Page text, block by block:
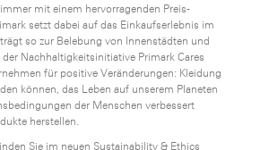
mit einem hervorragenden Preis-
setzt dabei auf das Einkaufserlebnis im
so zur Belebung von Innenstädten und
Nachhaltigkeitsinitiative Primark Cares
für positive Veränderungen: Kleidung
können, das Leben auf unserem Planeten
der Menschen verbessert
herstellen.
Sie im neuen Sustainability & Ethics